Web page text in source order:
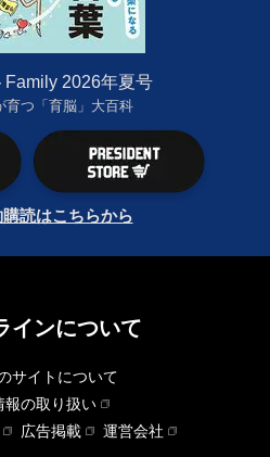
Family 2026年夏号
育つ「育脳」大百科
読はこちらから
インについて
サイトについて
報の取り扱い
広告掲載
運営会社